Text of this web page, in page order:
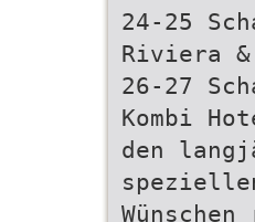
24-25
Riviera &
26-27
Kombi
den